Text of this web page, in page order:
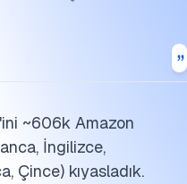
~606k Amazon
İngilizce,
Çince) kıyasladık.